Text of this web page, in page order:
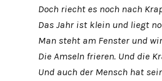
Doch riecht es noch nach
Das Jahr ist klein und liegt
Man steht am Fenster und
Die Amseln frieren. Und die
Und auch der Mensch hat